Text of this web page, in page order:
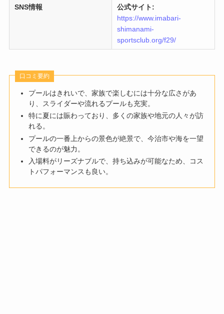
SNS情報
公式サイト:
https://www.imabari-
shimanami-
sportsclub.org/f29/
口コミ要約
プールはきれいで、家族で楽しむには十分な広さがあ
り、スライダーや流れるプールも充実。
特に夏には賑わっており、多くの家族や地元の人々が訪
れる。
プールの一番上からの景色が絶景で、今治市や海を一望
できるのが魅力。
入場料がリーズナブルで、持ち込みが可能なため、コス
トパフォーマンスも良い。